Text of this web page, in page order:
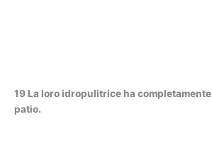
19 La loro idropulitrice ha
patio.